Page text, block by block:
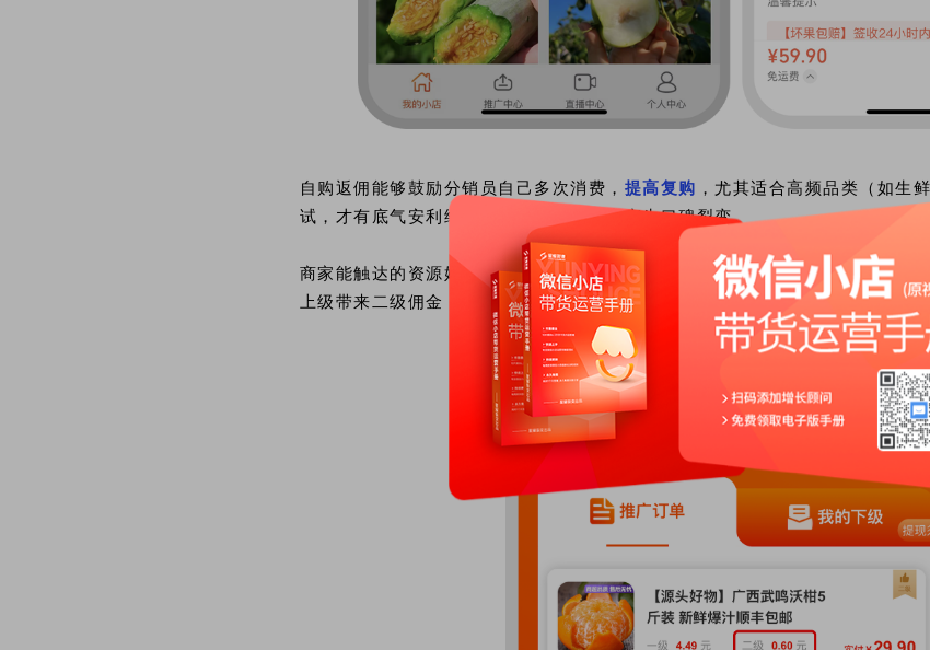
自购返佣能够鼓励分销员自己多次消费， 提高复购 ，尤其适合高频品类（如生
试，才有底气安利给亲朋好友，无形之中产生口碑裂变。
商家能触达的资源始终有限，这时就要借助 「二级分销」让分销员邀请好友成
上级带来二级佣金，实现被动收入增长，轻松裂变更多分销员。